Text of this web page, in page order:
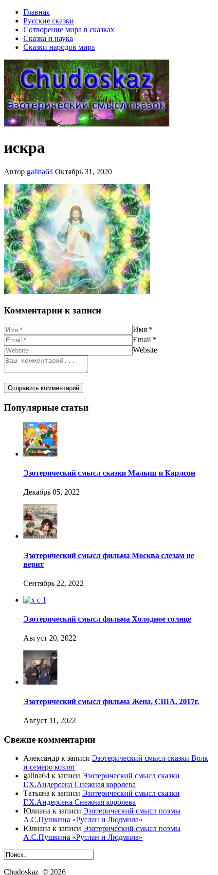
Главная
Русские сказки
Сотворение мира в сказках
Сказка и наука
Сказки народов мира
искра
Автор galina64 Октябрь 31, 2020
Комментарии к записи
Имя *
Email *
Website
Популярные статьи
Эзотерический смысл сказки Малыш и Карлсон
Декабрь 05, 2022
Эзотерический смысл фильма Москва слезам не
верит
Сентябрь 22, 2022
Эзотерический смысл фильма Холодное солнце
Август 20, 2022
Эзотерический смысл фильма Жена, США, 2017г.
Август 11, 2022
Свежие комментарии
Александр к записи Эзотерический смысл сказки Волк
и семеро козлят
galina64 к записи Эзотерический смысл сказки
Г.Х.Андерсена Снежная королева
Татьяна к записи Эзотерический смысл сказки
Г.Х.Андерсена Снежная королева
Юлиана к записи Эзотерический смысл поэмы
А.С.Пушкина «Руслан и Людмила»
Юлиана к записи Эзотерический смысл поэмы
А.С.Пушкина «Руслан и Людмила»
Chudoskaz © 2026